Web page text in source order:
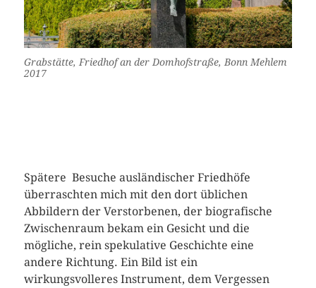
Grabstätte, Friedhof an der Domhofstraße, Bonn Mehlem
2017
Spätere Besuche ausländischer Friedhöfe
überraschten mich mit den dort üblichen
Abbildern der Verstorbenen, der biografische
Zwischenraum bekam ein Gesicht und die
mögliche, rein spekulative Geschichte eine
andere Richtung. Ein Bild ist ein
wirkungsvolleres Instrument, dem Vergessen